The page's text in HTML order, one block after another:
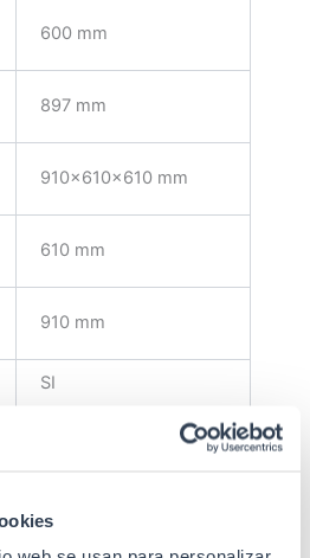
600 mm
897 mm
910x610x610 mm
610 mm
910 mm
SI
Montado